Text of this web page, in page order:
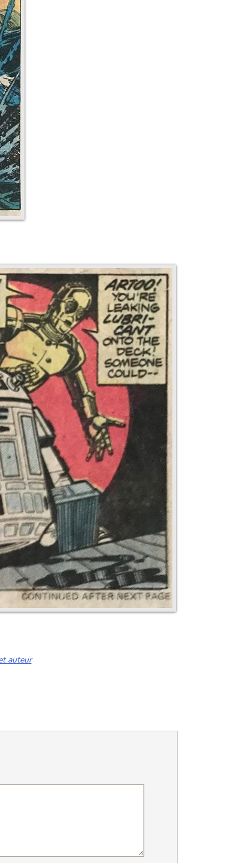
auteur